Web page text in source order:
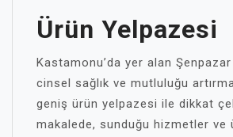
Ürün Yelpazesi
Kastamonu’da yer alan
cinsel sağlık ve mutluluğu
geniş ürün yelpazesi ile dikkat
makalede, sunduğu hizmetler ve